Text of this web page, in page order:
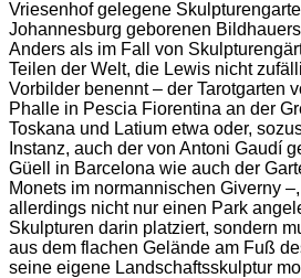
Vriesenhof gelegene
Johannesburg geborenen
Anders als im Fall von
Teilen der Welt, die Lewis nicht
Vorbilder benennt – der Tarotgarten
Phalle in Pescia Fiorentina an der
Toskana und Latium etwa oder,
Instanz, auch der von Antoni Gaudí
Güell in Barcelona wie auch der
Monets im normannischen Giverny
allerdings nicht nur einen Park
Skulpturen darin platziert, sondern
aus dem flachen Gelände am Fuß
seine eigene Landschaftsskulptur